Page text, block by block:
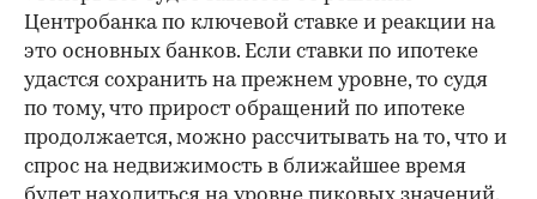
Центробанка по ключевой ставке и реакции на
это основных банков. Если ставки по ипотеке
удастся сохранить на прежнем уровне, то судя
по тому, что прирост обращений по ипотеке
продолжается, можно рассчитывать на то, что и
спрос на недвижимость в ближайшее время